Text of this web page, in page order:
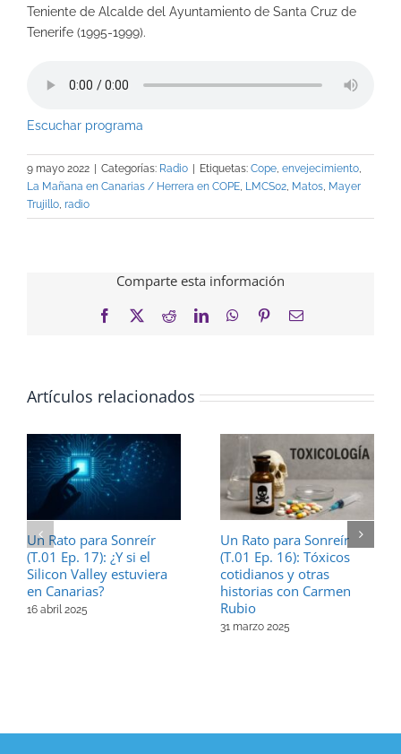
Teniente de Alcalde del Ayuntamiento de Santa Cruz de
Tenerife (1995-1999).
Escuchar programa
9 mayo 2022 Categorías: Radio Etiquetas: Cope, envejecimiento,
La Mañana en Canarias / Herrera en COPE, LMCS02, Matos, Mayer
Trujillo, radio
Comparte esta información
Facebook RedditLinkedInWhatsApp
PinterestCorreo
Artículos relacionados
Un Rato para Sonreír
(T.01 Ep. 17): ¿Y si el
Silicon Valley estuviera
en Canarias?
16 abril 2025
Un Rato para Sonreír
(T.01 Ep. 16): Tóxicos
cotidianos y otras
historias con Carmen
Rubio
31 marzo 2025